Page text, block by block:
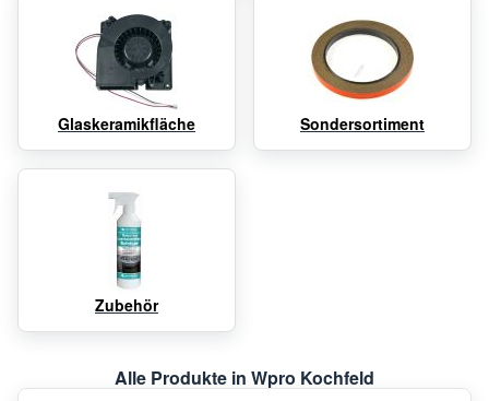
Glaskeramikfläche Sondersortiment
Zubehör
Alle Produkte in Wpro Kochfeld